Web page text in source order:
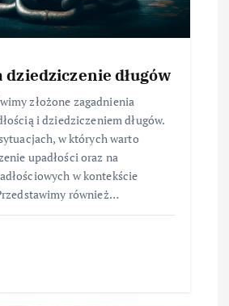
dziedziczenie długów
złożone zagadnienia
i dziedziczeniem długów.
w których warto
upadłości oraz na
w kontekście
również…